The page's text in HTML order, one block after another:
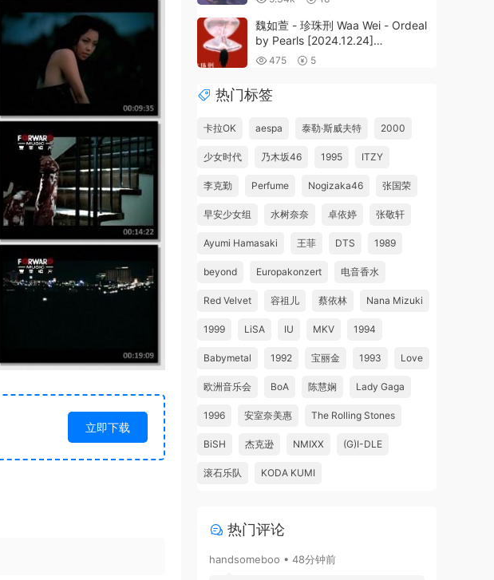
立即下载
魏如萱 - 珍珠刑 Waa Wei - Ordeal
by Pearls [2024.12.24]
[24Bit/48kHz] [Hi-Res Flac
475 5
热门标签
卡拉OK aespa 泰勒·斯威夫特 2000
少女时代 乃木坂46 1995 ITZY
李克勤 Perfume Nogizaka46 张国荣
早安少女组 水树奈奈 卓依婷 张敬轩
Ayumi Hamasaki 王菲 DTS 1989
beyond Europakonzert 电音香水
Red Velvet 容祖儿 蔡依林 Nana Mizuki
1999 LiSA IU MKV 1994
Babymetal 1992 宝丽金 1993 Love
欧洲音乐会 BoA 陈慧娴 Lady Gaga
1996 安室奈美惠 The Rolling Stones
BiSH 杰克逊 NMIXX (G)I-DLE
滚石乐队 KODA KUMI
热门评论
handsomeboo • 48分钟前